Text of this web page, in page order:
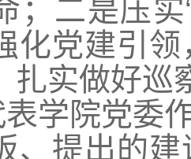
；二是压
化党建引
扎实做好巡
学院党委
、提出的